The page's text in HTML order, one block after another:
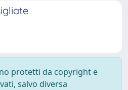
protetti da copyright e
salvo diversa